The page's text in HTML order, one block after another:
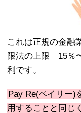
これは正規の金融
限法の上限「15％
利です。
Pay Re(ペイリー)
用することと同じ